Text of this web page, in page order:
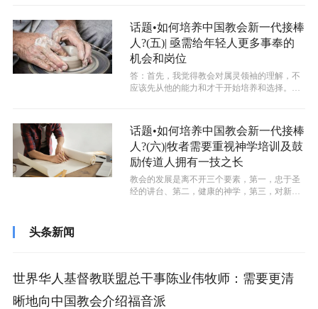
话题•如何培养中国教会新一代接棒
人?(五)| 亟需给年轻人更多事奉的
机会和岗位
答：首先，我觉得教会对属灵领袖的理解，不
应该先从他的能力和才干开始培养和选择。而
话题•如何培养中国教会新一代接棒
人?(六)|牧者需要重视神学培训及鼓
励传道人拥有一技之长
教会的发展是离不开三个要素，第一，忠于圣
经的讲台、第二，健康的神学，第三，对新一
头条新闻
世界华人基督教联盟总干事陈业伟牧师：需要更清
晰地向中国教会介绍福音派